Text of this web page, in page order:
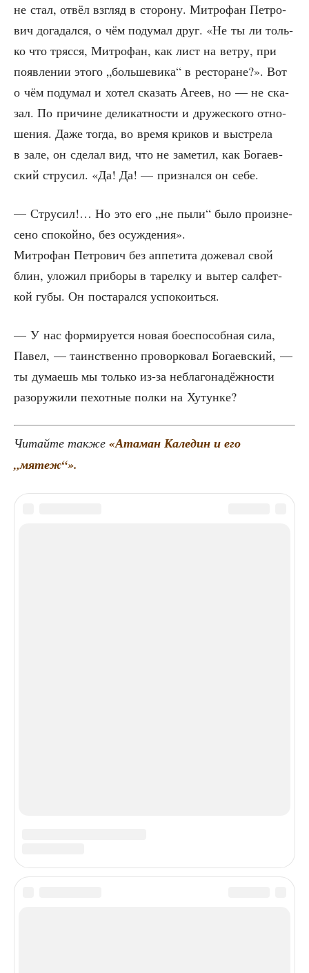
не стал, отвёл взгляд в сто­ро­ну. Мит­ро­фан Пет­ро­
вич дога­дал­ся, о чём поду­мал друг. «Не ты ли толь­
ко что тряс­ся, Мит­ро­фан, как лист на вет­ру, при
появ­ле­нии это­го „боль­ше­ви­ка“ в ресто­ране?». Вот
о чём поду­мал и хотел ска­зать Аге­ев, но — не ска­
зал. По при­чине дели­кат­но­сти и дру­же­ско­го отно­
ше­ния. Даже тогда, во вре­мя кри­ков и выстре­ла
в зале, он сде­лал вид, что не заме­тил, как Бога­ев­
ский стру­сил. «Да! Да! — при­знал­ся он себе.
— Стру­сил!… Но это его „не пыли“ было про­из­не­
се­но спо­кой­но, без осуждения».
Мит­ро­фан Пет­ро­вич без аппе­ти­та доже­вал свой
блин, уло­жил при­бо­ры в тарел­ку и вытер сал­фет­
кой губы. Он поста­рал­ся успокоиться.
— У нас фор­ми­ру­ет­ся новая бое­спо­соб­ная сила,
Павел, — таин­ствен­но про­вор­ко­вал Бога­ев­ский, —
ты дума­ешь мы толь­ко из-за небла­го­на­дёж­но­сти
разору­жи­ли пехот­ные пол­ки на Хутунке?
Читай­те так­же «Ата­ман Кале­дин и его
„мятеж“».